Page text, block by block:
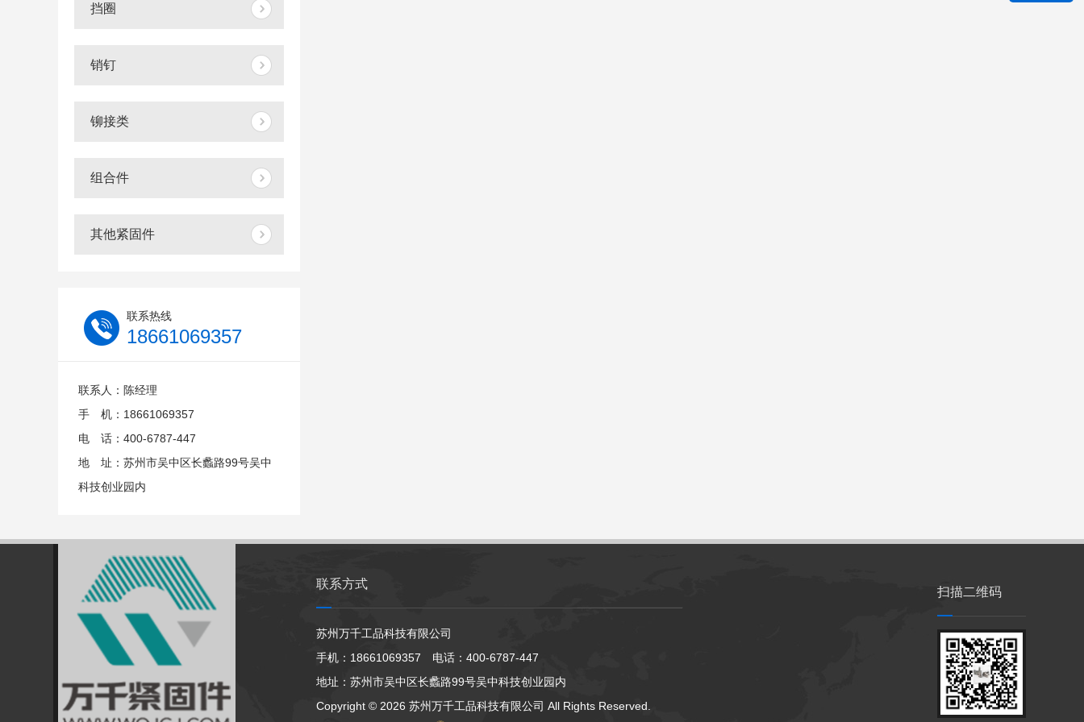
挡圈
销钉
铆接类
组合件
其他紧固件
联系热线
18661069357
联系人：陈经理
手 机：18661069357
电 话：400-6787-447
地 址：苏州市吴中区长蠡路99号吴中
科技创业园内
联系方式
苏州万千工品科技有限公司
手机：18661069357 电话：400-6787-447
地址：苏州市吴中区长蠡路99号吴中科技创业园内
Copyright © 2026 苏州万千工品科技有限公司 All Rights Reserved.
扫描二维码